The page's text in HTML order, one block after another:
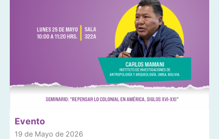
Evento
19 de Mayo de 2026